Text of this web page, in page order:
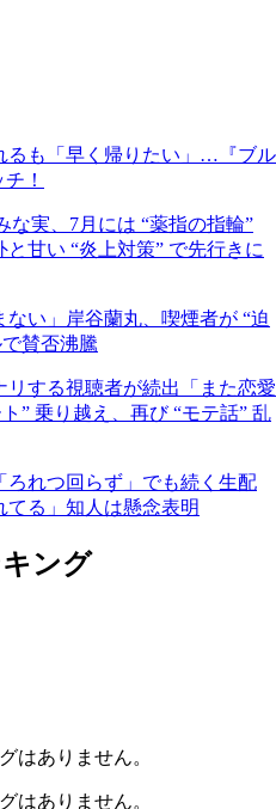
るも「早く帰りたい」…『ブル
！
な実、7月には “薬指の指輪”
甘い “炎上対策” で先行きに
ない」岸谷蘭丸、喫煙者が “迫
賛否沸騰
リする視聴者が続出「また恋愛
” 乗り越え、再び “モテ話” 乱
ろれつ回らず」でも続く生配
る」知人は懸念表明
ング
はありません。
はありません。